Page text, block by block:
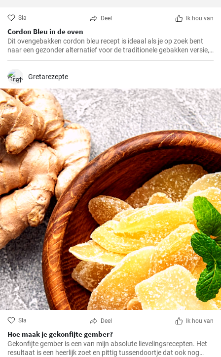
Sla Deel Ik hou van
Cordon Bleu in de oven
Dit ovengebakken cordon bleu recept is ideaal als je op zoek bent
naar een gezonder alternatief voor de traditionele gebakken versie,
maar toch wilt genieten van de heerlijke smaak en textuur van
gemaakt en het werd elke keer toegejuicht, en ik weet zeker dat het
Gretarezepte
Sla Deel Ik hou van
Hoe maak je gekonfijte gember?
Gekonfijte gember is een van mijn absolute lievelingsrecepten. Het
resultaat is een heerlijk zoet en pittig tussendoortje dat ook nog